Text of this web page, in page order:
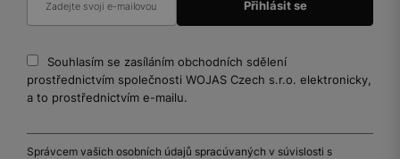
Souhlasím se zasíláním obchodních sdělení
prostřednictvím společnosti WOJAS Czech s.r.o. elektronicky,
a to prostřednictvím e-mailu.
Správcem vašich osobních údajů spracúvaných v súvislosti s